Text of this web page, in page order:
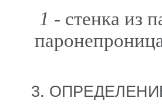
1 - стенка из
3.